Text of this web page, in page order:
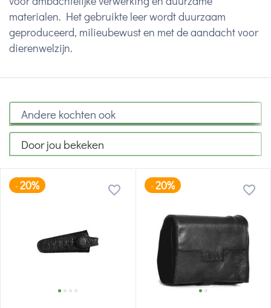
materialen. Het gebruikte leer wordt duurzaam
geproduceerd, milieubewust en met de aandacht voor
dierenwelzijn.
Andere kochten ook
Door jou bekeken
-20% -20%